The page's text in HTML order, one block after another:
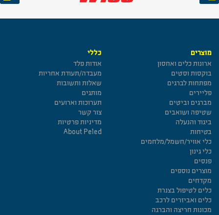
מוצרים
ארונות כלים ואחסון
בוקסות וסטים
מפתחות לברגים
פליירים
מברגים וביטים
שטיפה ושואבים
ביגוד והנעלה
בטיחות
כלי אוויר/חשמל/מלחמים
כלי גינון
פנסים
מוצרים נוספים
מקדחים
כלים לטיפול בצנרת
כלים ואביזרים לרכב
מכונות חריצה והברגה
כללי
אודות פלד
מעבדה/תעודת אחריות
שאלות ותשובות
מותגים
תערוכות וארועים
צור קשר
מדיניות פרטיות
About Peled